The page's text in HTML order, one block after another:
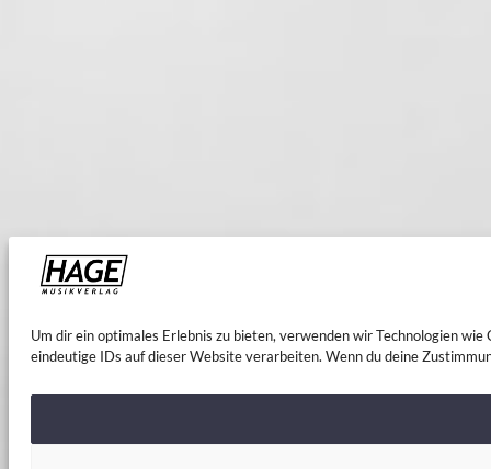
Um dir ein optimales Erlebnis zu bieten, verwenden wir Technologien
eindeutige IDs auf dieser Website verarbeiten. Wenn du deine